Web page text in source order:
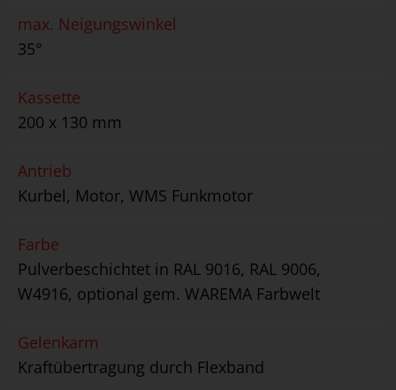
max. Neigungswinkel
35°
Kassette
200 x 130 mm
Antrieb
Kurbel, Motor, WMS Funkmotor
Farbe
Pulverbeschichtet in RAL 9016, RAL 9006,
W4916, optional gem. WAREMA Farbwelt
Gelenkarm
Kraftübertragung durch Flexband